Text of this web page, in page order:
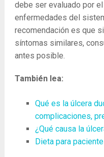
debe ser evaluado por
enfermedades del
recomendación es que
síntomas similares,
antes posible.
También lea:
Qué es la úlcera
complicaciones,
¿Qué causa la
Dieta para